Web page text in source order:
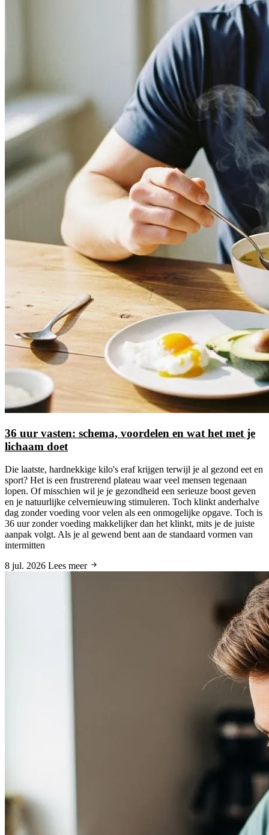
36 uur vasten: schema, voordelen en wat het met je
lichaam doet
Die laatste, hardnekkige kilo's eraf krijgen terwijl je al gezond eet en
sport? Het is een frustrerend plateau waar veel mensen tegenaan
lopen. Of misschien wil je je gezondheid een serieuze boost geven
en je natuurlijke celvernieuwing stimuleren. Toch klinkt anderhalve
dag zonder voeding voor velen als een onmogelijke opgave. Toch is
36 uur zonder voeding makkelijker dan het klinkt, mits je de juiste
aanpak volgt. Als je al gewend bent aan de standaard vormen van
intermitten
8 jul. 2026 Lees meer